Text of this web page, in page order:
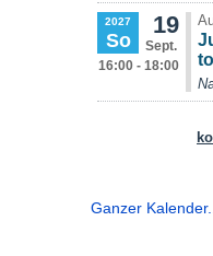
Ganzer Kalender...